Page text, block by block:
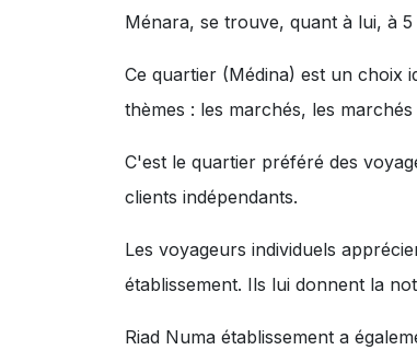
Ménara, se trouve, quant à lui, à 5
Ce quartier (Médina) est un choix
thèmes : les marchés, les
C'est le quartier préféré des
clients indépendants.
Les voyageurs individuels
établissement. Ils lui donnent la
Riad Numa établissement a